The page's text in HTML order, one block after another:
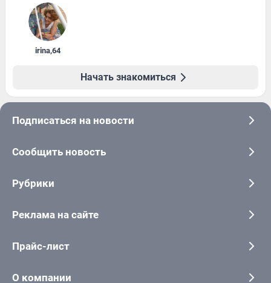
irina,64
Начать знакомиться
Подписаться на новости
Сообщить новость
Рубрики
Реклама на сайте
Прайс-лист
О компании